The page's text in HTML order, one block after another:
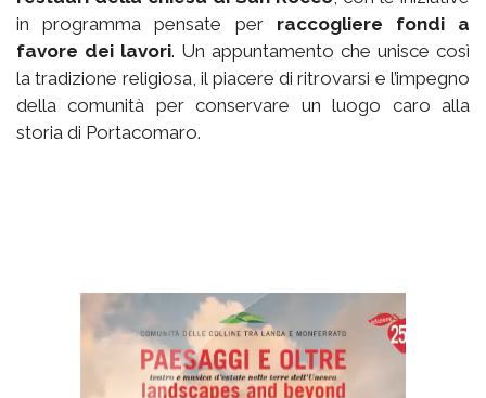
in programma pensate per raccogliere fondi a
favore dei lavori. Un appuntamento che unisce così
la tradizione religiosa, il piacere di ritrovarsi e l’impegno
della comunità per conservare un luogo caro alla
storia di Portacomaro.